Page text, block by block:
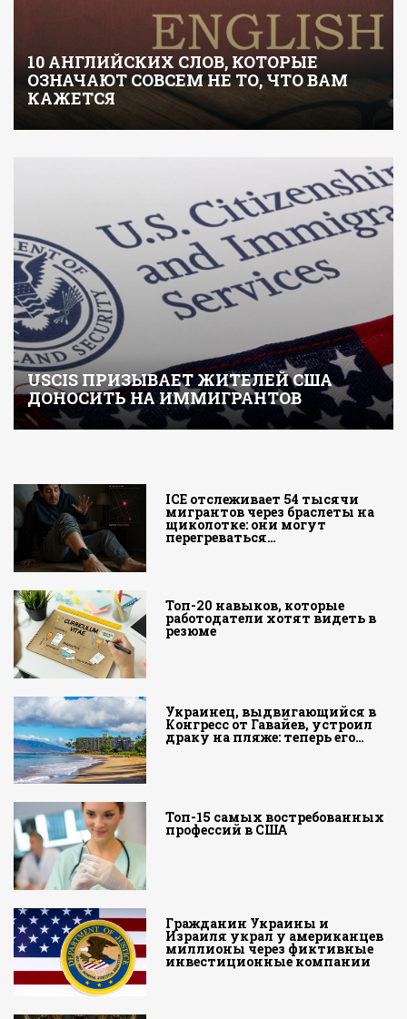
10 АНГЛИЙСКИХ СЛОВ, КОТОРЫЕ
ОЗНАЧАЮТ СОВСЕМ НЕ ТО, ЧТО ВАМ
КАЖЕТСЯ
USCIS ПРИЗЫВАЕТ ЖИТЕЛЕЙ США
ДОНОСИТЬ НА ИММИГРАНТОВ
ICE отслеживает 54 тысячи
мигрантов через браслеты на
щиколотке: они могут
перегреваться…
Топ-20 навыков, которые
работодатели хотят видеть в
резюме
Украинец, выдвигающийся в
Конгресс от Гавайев, устроил
драку на пляже: теперь его…
Топ-15 самых востребованных
профессий в США
Гражданин Украины и
Израиля украл у американцев
миллионы через фиктивные
инвестиционные компании